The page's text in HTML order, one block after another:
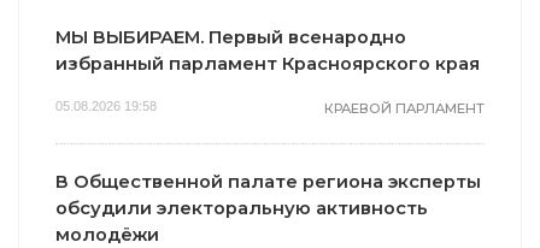
МЫ ВЫБИРАЕМ. Первый всенародно
избранный парламент Красноярского края
05.08.2026 19:58 КРАЕВОЙ ПАРЛАМЕНТ
В Общественной палате региона эксперты
обсудили электоральную активность
молодёжи